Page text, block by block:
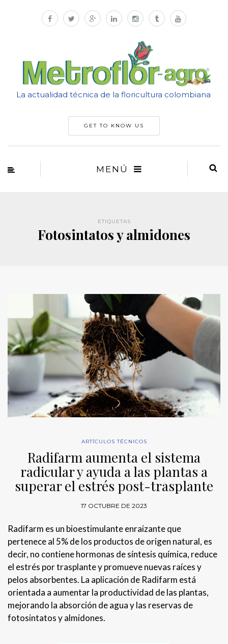
La actualidad técnica de la floricultura colombiana
GET TO KNOW US
MENÚ
ETIQUETAS
Fotosintatos y almidones
ARTÍCULOS TÉCNICOS
Radifarm aumenta el sistema
radicular y ayuda a las plantas a
superar el estrés post-trasplante
17 OCTUBRE DE 2023
Radifarm es un bioestimulante enraizante que
pertenece al 5% de los productos de origen natural, es
decir, no contiene hormonas de síntesis química, reduce
el estrés por trasplante y promueve nuevas raíces y
pelos absorbentes. La aplicación de Radifarm está
orientada a aumentar la productividad de las plantas,
mejorando la absorción de agua y las reservas de
fotosintatos y almidones.